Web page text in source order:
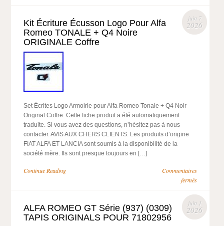
juin 7
2026
Kit Écriture Écusson Logo Pour Alfa
Romeo TONALE + Q4 Noire
ORIGINALE Coffre
Set Écrites Logo Armoirie pour Alfa Romeo Tonale + Q4 Noir
Original Coffre. Cette fiche produit a été automatiquement
traduite. Si vous avez des questions, n’hésitez pas à nous
contacter. AVIS AUX CHERS CLIENTS. Les produits d’origine
FIAT ALFA ET LANCIA sont soumis à la disponibilité de la
société mère. Ils sont presque toujours en […]
Continue Reading
Commentaires
fermés
juin 1
2026
ALFA ROMEO GT Série (937) (0309)
TAPIS ORIGINALS POUR 71802956